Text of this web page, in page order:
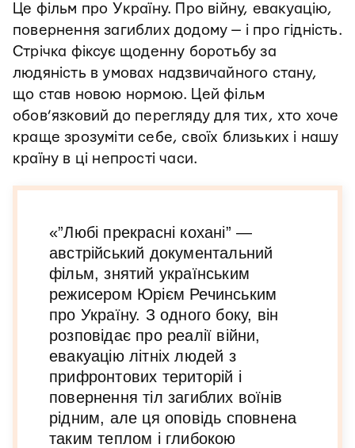
Це фільм про Україну. Про війну, евакуацію,
повернення загиблих додому — і про гідність.
Стрічка фіксує щоденну боротьбу за
людяність в умовах надзвичайного стану,
що став новою нормою. Цей фільм
обов’язковий до перегляду для тих, хто хоче
краще зрозуміти себе, своїх близьких і нашу
країну в ці непрості часи.
«”Любі прекрасні кохані” —
австрійський документальний
фільм, знятий українським
режисером Юрієм Речинським
про Україну. З одного боку, він
розповідає про реалії війни,
евакуацію літніх людей з
прифронтових територій і
повернення тіл загиблих воїнів
рідним, але ця оповідь сповнена
таким теплом і глибокою